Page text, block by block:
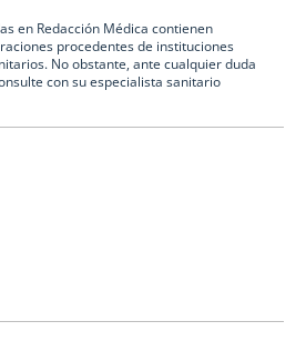
en Redacción Médica contienen
procedentes de instituciones
No obstante, ante cualquier duda
con su especialista sanitario